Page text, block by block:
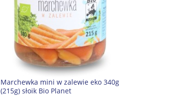
Marchewka mini w zalewie eko 340g
(215g) słoik Bio Planet